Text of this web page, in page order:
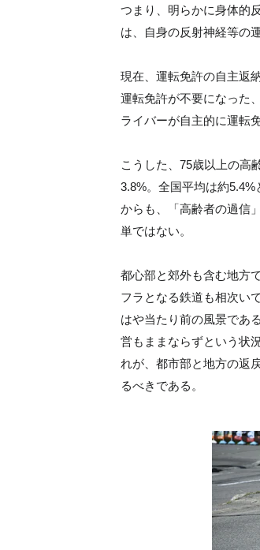
つまり、明らかに身体的
は、自身の反射神経等の
現在、運転免許の自主返
運転免許が不要になった
ライバーが自主的に運転
こうした、75歳以上の高
3.8%。全国平均は約
からも、「高齢者の過信
単ではない。
都心部と郊外も含む地方
フラとなる鉄道も相次い
はや当たり前の風景であ
営もままならずという状
れが、都市部と地方の返
るべきである。